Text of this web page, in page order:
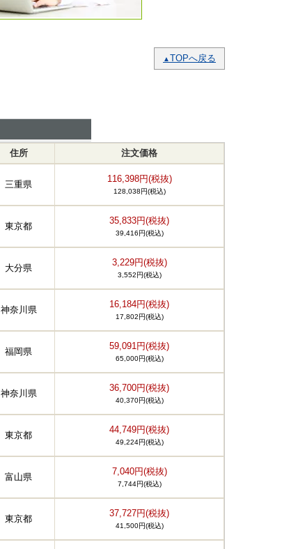
▲TOPへ戻る
住所 注文価格
三重県
116,398円(税抜)
128,038円(税込)
東京都
35,833円(税抜)
39,416円(税込)
大分県
3,229円(税抜)
3,552円(税込)
神奈川県
16,184円(税抜)
17,802円(税込)
福岡県
59,091円(税抜)
65,000円(税込)
神奈川県
36,700円(税抜)
40,370円(税込)
東京都
44,749円(税抜)
49,224円(税込)
富山県
7,040円(税抜)
7,744円(税込)
東京都
37,727円(税抜)
41,500円(税込)